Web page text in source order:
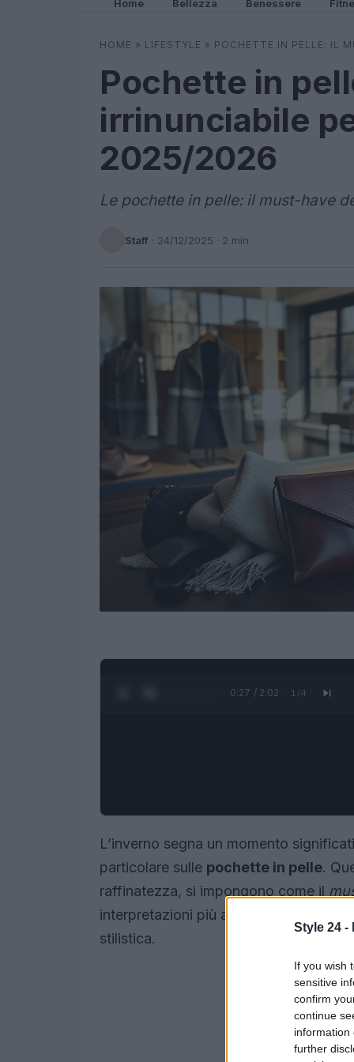
Style 24 -
If you wish
sensitive
confirm
continue
information
further
Home Bellezza Benessere
HOME » LIFESTYLE » POCHETTE IN PELLE: IL
Pochette in
irrinunciabile
2025/2026
Le pochette in pelle: il must-have
Staff · 24/12/2025 · 2 min
0:28 / 2:02 1 /4
L’inverno segna un momento
particolare sulle pochette in pelle.
raffinatezza, si impongono come il
interpretazioni più audaci, le pochette
stilistica.